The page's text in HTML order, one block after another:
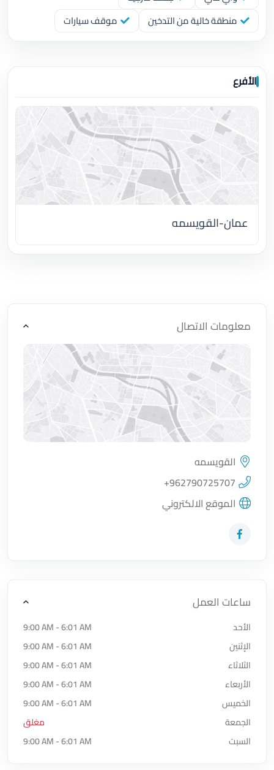
منطقة خالية من التدخين
موقف سيارات
الأفرع
عمان-القويسمه
معلومات الاتصال
اضغط لتحميل الموقع
القويسمه
+962790725707
الموقع الالكتروني
زيارة حساب المتجر على Facebook-f
ساعات العمل
الأحد
9:00 AM - 6:01 AM
الإثنين
9:00 AM - 6:01 AM
الثلاثاء
9:00 AM - 6:01 AM
الأربعاء
9:00 AM - 6:01 AM
الخميس
9:00 AM - 6:01 AM
الجمعة
مغلق
السبت
9:00 AM - 6:01 AM